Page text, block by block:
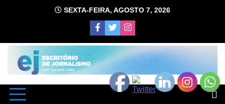
SEXTA-FEIRA, AGOSTO 7, 2026
com Luciana Leão